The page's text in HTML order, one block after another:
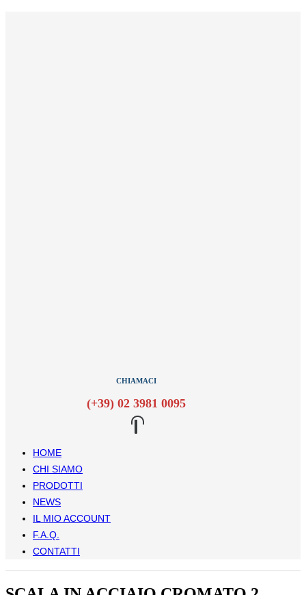
CHIAMACI
(+39) 02 3981 0095
HOME
CHI SIAMO
PRODOTTI
NEWS
IL MIO ACCOUNT
F.A.Q.
CONTATTI